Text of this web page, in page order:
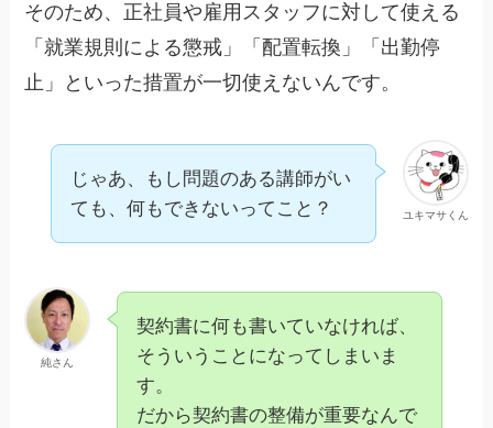
そのため、正社員や雇用スタッフに対して使える
「就業規則による懲戒」「配置転換」「出勤停
止」といった措置が一切使えないんです。
ユキマサくん
じゃあ、もし問題のある講師がい
ても、何もできないってこと？
純さん
契約書に何も書いていなければ、
そういうことになってしまいま
す。
だから契約書の整備が重要なんで